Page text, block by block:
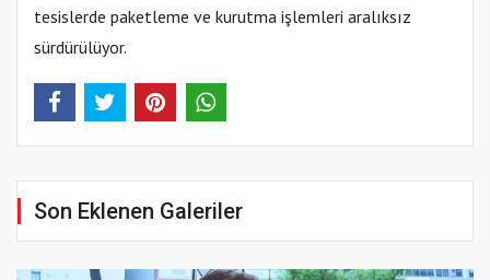
tesislerde paketleme ve kurutma işlemleri aralıksız
sürdürülüyor.
Son Eklenen Galeriler